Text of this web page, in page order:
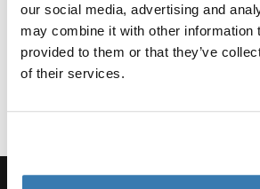
our social media, advertising and
may combine it with other information
provided to them or that they’ve
of their services.